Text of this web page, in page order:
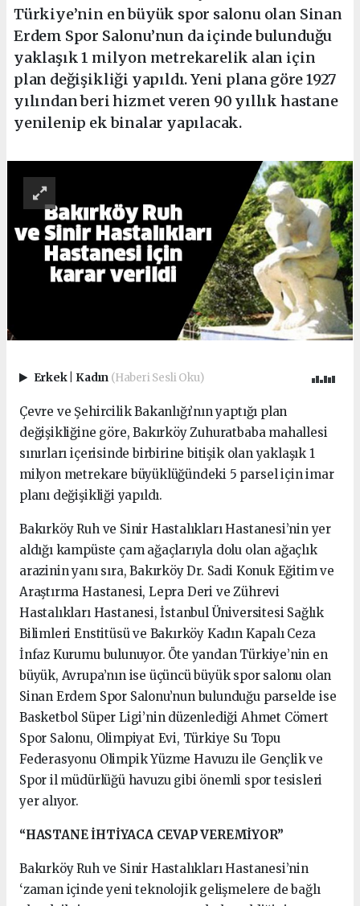
Türkiye’nin en büyük spor salonu olan Sinan
Erdem Spor Salonu’nun da içinde bulunduğu
yaklaşık 1 milyon metrekarelik alan için
plan değişikliği yapıldı. Yeni plana göre 1927
yılından beri hizmet veren 90 yıllık hastane
yenilenip ek binalar yapılacak.
Erkek Kadın (Haberi Sesli Oku)
Çevre ve Şehircilik Bakanlığı’nın yaptığı plan
değişikliğine göre, Bakırköy Zuhuratbaba mahallesi
sınırları içerisinde birbirine bitişik olan yaklaşık 1
milyon metrekare büyüklüğündeki 5 parsel için imar
planı değişikliği yapıldı.
Bakırköy Ruh ve Sinir Hastalıkları Hastanesi’nin yer
aldığı kampüste çam ağaçlarıyla dolu olan ağaçlık
arazinin yanı sıra, Bakırköy Dr. Sadi Konuk Eğitim ve
Araştırma Hastanesi, Lepra Deri ve Zührevi
Hastalıkları Hastanesi, İstanbul Üniversitesi Sağlık
Bilimleri Enstitüsü ve Bakırköy Kadın Kapalı Ceza
İnfaz Kurumu bulunuyor. Öte yandan Türkiye’nin en
büyük, Avrupa’nın ise üçüncü büyük spor salonu olan
Sinan Erdem Spor Salonu’nun bulunduğu parselde ise
Basketbol Süper Ligi’nin düzenlediği Ahmet Cömert
Spor Salonu, Olimpiyat Evi, Türkiye Su Topu
Federasyonu Olimpik Yüzme Havuzu ile Gençlik ve
Spor il müdürlüğü havuzu gibi önemli spor tesisleri
yer alıyor.
“HASTANE İHTİYACA CEVAP VEREMİYOR”
Bakırköy Ruh ve Sinir Hastalıkları Hastanesi’nin
‘zaman içinde yeni teknolojik gelişmelere de bağlı